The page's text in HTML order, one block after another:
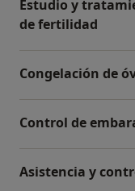
Estudio y
de fertilidad
Congelación de
Control de
Asistencia y